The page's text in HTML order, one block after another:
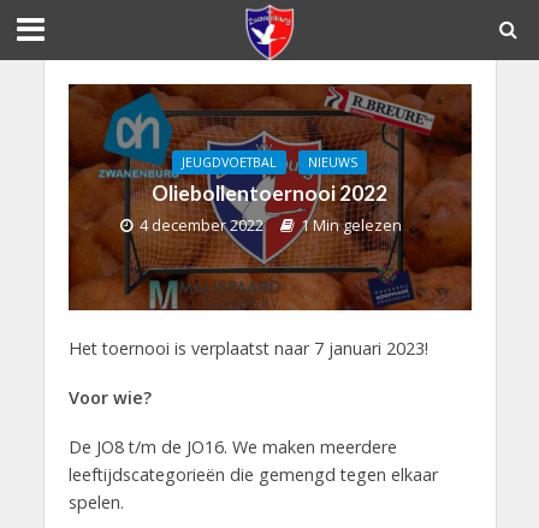
JEUGDVOETBAL NIEUWS
Oliebollentoernooi 2022
4 december 2022 1 Min gelezen
Het toernooi is verplaatst naar 7 januari 2023!
Voor wie?
De JO8 t/m de JO16. We maken meerdere
leeftijdscategorieën die gemengd tegen elkaar
spelen.